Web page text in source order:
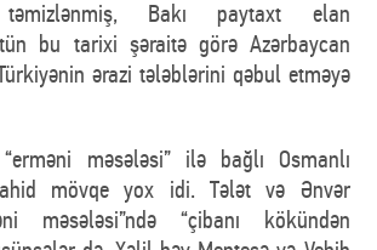
təmizlənmiş, Bakı paytaxt elan
bu tarixi şəraitə görə Azərbaycan
ərazi tələblərini qəbul etməyə
məsələsi” ilə bağlı Osmanlı
mövqe yox idi. Tələt və Ənvər
məsələsi”ndə “çibanı kökündən